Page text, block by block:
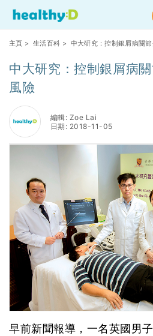
主頁 > 生活百科 > 中大研究：控制銀屑病關
中大研究：控制銀屑病
風險
編輯: Zoe Lai
日期: 2018-11-05
早前新聞報導，一名英國男